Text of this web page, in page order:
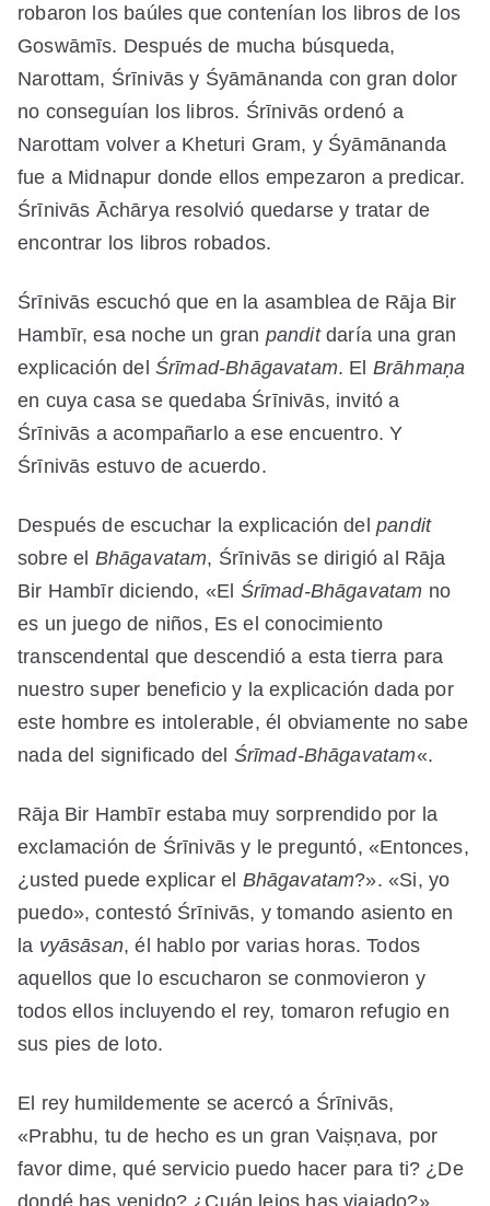
robaron los baúles que contenían los libros de los
Goswāmīs. Después de mucha búsqueda,
Narottam, Śrīnivās y Śyāmānanda con gran dolor
no conseguían los libros. Śrīnivās ordenó a
Narottam volver a Kheturi Gram, y Śyāmānanda
fue a Midnapur donde ellos empezaron a predicar.
Śrīnivās Āchārya resolvió quedarse y tratar de
encontrar los libros robados.
Śrīnivās escuchó que en la asamblea de Rāja Bir
Hambīr, esa noche un gran panditdaría una gran
explicación del Śrīmad-Bhāgavatam. El Brāhmaṇa
en cuya casa se quedaba Śrīnivās, invitó a
Śrīnivās a acompañarlo a ese encuentro. Y
Śrīnivās estuvo de acuerdo.
Después de escuchar la explicación delpandit
sobre el Bhāgavatam, Śrīnivās se dirigió al Rāja
Bir Hambīr diciendo, «El Śrīmad-Bhāgavatam no
es un juego de niños, Es el conocimiento
transcendental que descendió a esta tierra para
nuestro super beneficio y la explicación dada por
este hombre es intolerable, él obviamente no sabe
nada del significado del Śrīmad-Bhāgavatam«.
Rāja Bir Hambīr estaba muy sorprendido por la
exclamación de Śrīnivās y le preguntó, «Entonces,
¿usted puede explicar el Bhāgavatam?». «Si, yo
puedo», contestó Śrīnivās, y tomando asiento en
la vyāsāsan, él hablo por varias horas. Todos
aquellos que lo escucharon se conmovieron y
todos ellos incluyendo el rey, tomaron refugio en
sus pies de loto.
El rey humildemente se acercó a Śrīnivās,
«Prabhu, tu de hecho es un gran Vaiṣṇava, por
favor dime, qué servicio puedo hacer para ti? ¿De
dondé has venido? ¿Cuán lejos has viajado?».